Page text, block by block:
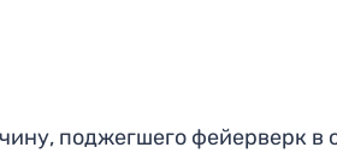
поджегшего фейерверк в